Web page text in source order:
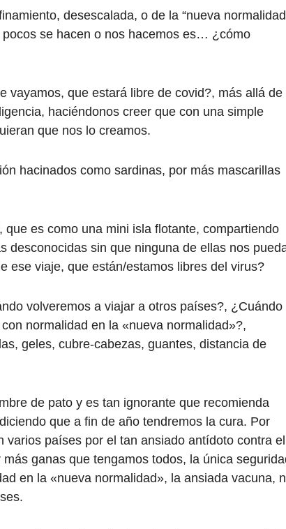
desescalada, o de la “nueva
se hacen o nos hacemos es… ¿cómo
vayamos, que estará libre de covid?, más allá de
haciéndonos creer que con una simple
que nos lo creamos.
hacinados como sardinas, por más mascarillas
es como una mini isla flotante, compartiendo
desconocidas sin que ninguna de ellas nos
ese viaje, que están/estamos libres del virus?
volveremos a viajar a otros países?, ¿Cuándo
normalidad en la «nueva normalidad»?,
geles, cubre-cabezas, guantes, distancia de
de pato y es tan ignorante que recomienda
que a fin de año tendremos la cura. Por
países por el tan ansiado antídoto contra el
ganas que tengamos todos, la única
en la «nueva normalidad», la ansiada vacuna,